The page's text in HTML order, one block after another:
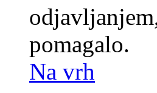
pomagalo.
Na vrh